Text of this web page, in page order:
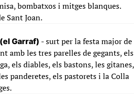
bombatxos i mitges blanques.
Sant Joan.
Garraf) - surt per la festa major de
amb les tres parelles de gegants, els
els diables, els bastons, les gitanes,
panderetes, els pastorets i la Colla